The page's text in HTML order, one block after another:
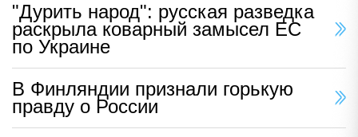
"Дурить народ": русская разведка
раскрыла коварный замысел ЕС
по Украине
В Финляндии признали горькую
правду о России